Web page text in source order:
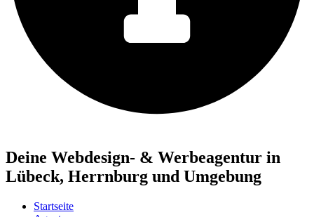
Deine Webdesign- & Werbeagentur in
Lübeck, Herrnburg und Umgebung
Startseite